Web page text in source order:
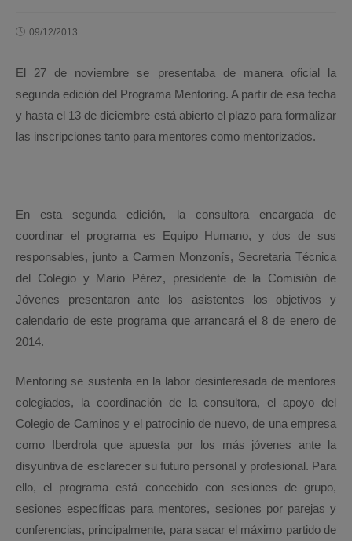
09/12/2013
El 27 de noviembre se presentaba de manera oficial la
segunda edición del Programa Mentoring. A partir de esa fecha
y hasta el 13 de diciembre está abierto el plazo para formalizar
las inscripciones tanto para mentores como mentorizados.
En esta segunda edición, la consultora encargada de
coordinar el programa es Equipo Humano, y dos de sus
responsables, junto a Carmen Monzonís, Secretaria Técnica
del Colegio y Mario Pérez, presidente de la Comisión de
Jóvenes presentaron ante los asistentes los objetivos y
calendario de este programa que arrancará el 8 de enero de
2014.
Mentoring se sustenta en la labor desinteresada de mentores
colegiados, la coordinación de la consultora, el apoyo del
Colegio de Caminos y el patrocinio de nuevo, de una empresa
como Iberdrola que apuesta por los más jóvenes ante la
disyuntiva de esclarecer su futuro personal y profesional. Para
ello, el programa está concebido con sesiones de grupo,
sesiones específicas para mentores, sesiones por parejas y
conferencias, principalmente, para sacar el máximo partido de